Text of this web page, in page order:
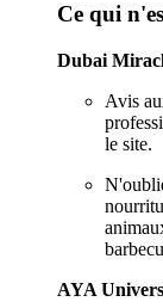
Ce qui
Dubai
Avis
le site.
AYA